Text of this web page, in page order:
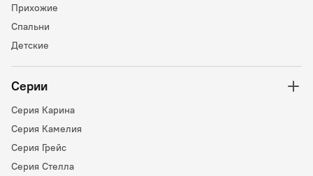
Прихожие
Спальни
Детские
Серии
Серия Карина
Серия Камелия
Серия Грейс
Серия Стелла